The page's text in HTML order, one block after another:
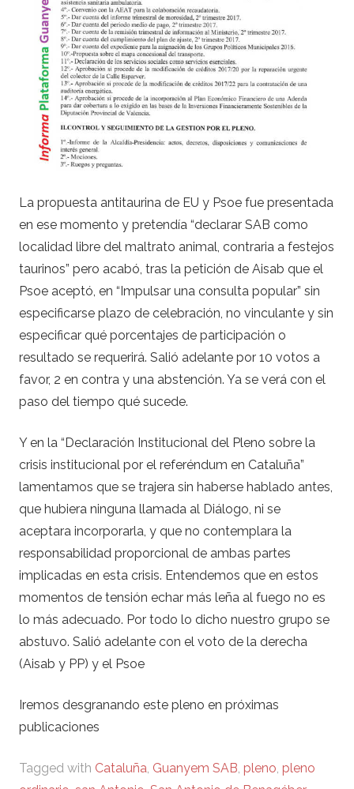
La propuesta antitaurina de EU y Psoe fue presentada
en ese momento y pretendía “declarar SAB como
localidad libre del maltrato animal, contraria a festejos
taurinos” pero acabó, tras la petición de Aisab que el
Psoe aceptó, en “Impulsar una consulta popular” sin
especificarse plazo de celebración, no vinculante y sin
especificar qué porcentajes de participación o
resultado se requerirá. Salió adelante por 10 votos a
favor, 2 en contra y una abstención. Ya se verá con el
paso del tiempo qué sucede.
Y en la “Declaración Institucional del Pleno sobre la
crisis institucional por el referéndum en Cataluña”
lamentamos que se trajera sin haberse hablado antes,
que hubiera ninguna llamada al Diálogo, ni se
aceptara incorporarla, y que no contemplara la
responsabilidad proporcional de ambas partes
implicadas en esta crisis. Entendemos que en estos
momentos de tensión echar más leña al fuego no es
lo más adecuado. Por todo lo dicho nuestro grupo se
abstuvo. Salió adelante con el voto de la derecha
(Aisab y PP) y el Psoe
Iremos desgranando este pleno en próximas
publicaciones
Tagged with Cataluña, Guanyem SAB, pleno, pleno